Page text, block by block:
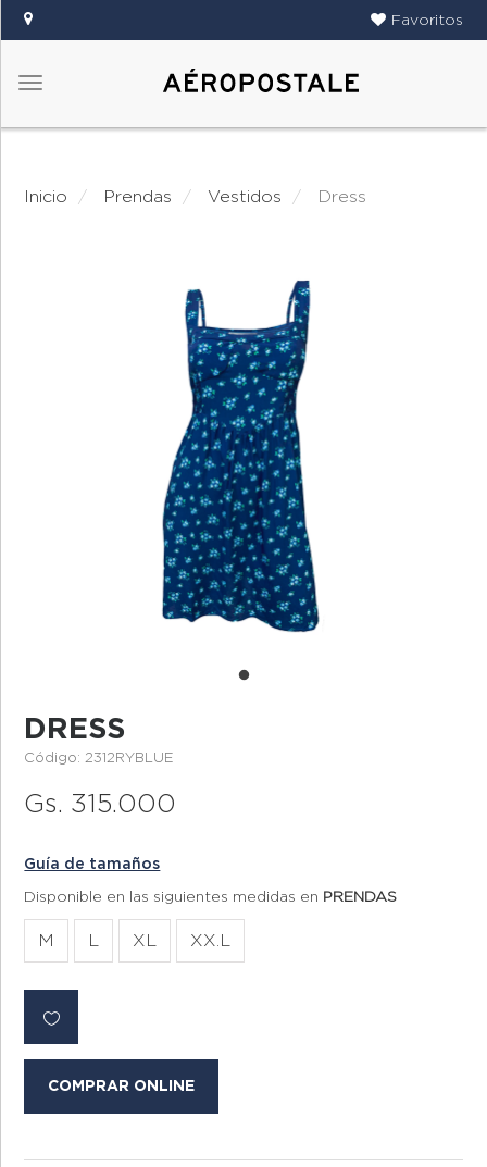
Favoritos
Menú
Inicio prendas vestidos dress
DRESS
Código: 2312RYBLUE
Gs. 315.000
Guía de tamaños
Disponible en las siguientes medidas en PRENDAS
M XL XX.L
COMPRAR ONLINE